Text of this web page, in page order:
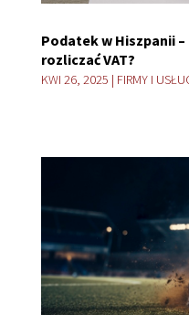
Podatek w Hiszpanii
rozliczać VAT?
KWI 26, 2025 | FIRMY I